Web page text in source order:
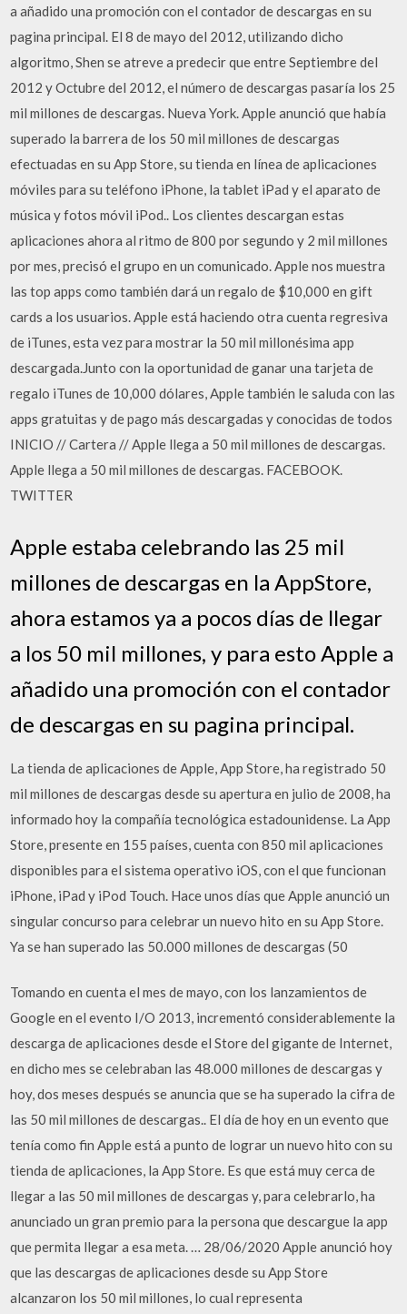
a añadido una promoción con el contador de descargas en su
pagina principal. El 8 de mayo del 2012, utilizando dicho
algoritmo, Shen se atreve a predecir que entre Septiembre del
2012 y Octubre del 2012, el número de descargas pasaría los 25
mil millones de descargas. Nueva York. Apple anunció que había
superado la barrera de los 50 mil millones de descargas
efectuadas en su App Store, su tienda en línea de aplicaciones
móviles para su teléfono iPhone, la tablet iPad y el aparato de
música y fotos móvil iPod.. Los clientes descargan estas
aplicaciones ahora al ritmo de 800 por segundo y 2 mil millones
por mes, precisó el grupo en un comunicado. Apple nos muestra
las top apps como también dará un regalo de $10,000 en gift
cards a los usuarios. Apple está haciendo otra cuenta regresiva
de iTunes, esta vez para mostrar la 50 mil millonésima app
descargada.Junto con la oportunidad de ganar una tarjeta de
regalo iTunes de 10,000 dólares, Apple también le saluda con las
apps gratuitas y de pago más descargadas y conocidas de todos
INICIO // Cartera // Apple llega a 50 mil millones de descargas.
Apple llega a 50 mil millones de descargas. FACEBOOK.
TWITTER
Apple estaba celebrando las 25 mil
millones de descargas en la AppStore,
ahora estamos ya a pocos días de llegar
a los 50 mil millones, y para esto Apple a
añadido una promoción con el contador
de descargas en su pagina principal.
La tienda de aplicaciones de Apple, App Store, ha registrado 50
mil millones de descargas desde su apertura en julio de 2008, ha
informado hoy la compañía tecnológica estadounidense. La App
Store, presente en 155 países, cuenta con 850 mil aplicaciones
disponibles para el sistema operativo iOS, con el que funcionan
iPhone, iPad y iPod Touch. Hace unos días que Apple anunció un
singular concurso para celebrar un nuevo hito en su App Store.
Ya se han superado las 50.000 millones de descargas (50
Tomando en cuenta el mes de mayo, con los lanzamientos de
Google en el evento I/O 2013, incrementó considerablemente la
descarga de aplicaciones desde el Store del gigante de Internet,
en dicho mes se celebraban las 48.000 millones de descargas y
hoy, dos meses después se anuncia que se ha superado la cifra de
las 50 mil millones de descargas.. El día de hoy en un evento que
tenía como fin Apple está a punto de lograr un nuevo hito con su
tienda de aplicaciones, la App Store. Es que está muy cerca de
llegar a las 50 mil millones de descargas y, para celebrarlo, ha
anunciado un gran premio para la persona que descargue la app
que permita llegar a esa meta. … 28/06/2020 Apple anunció hoy
que las descargas de aplicaciones desde su App Store
alcanzaron los 50 mil millones, lo cual representa